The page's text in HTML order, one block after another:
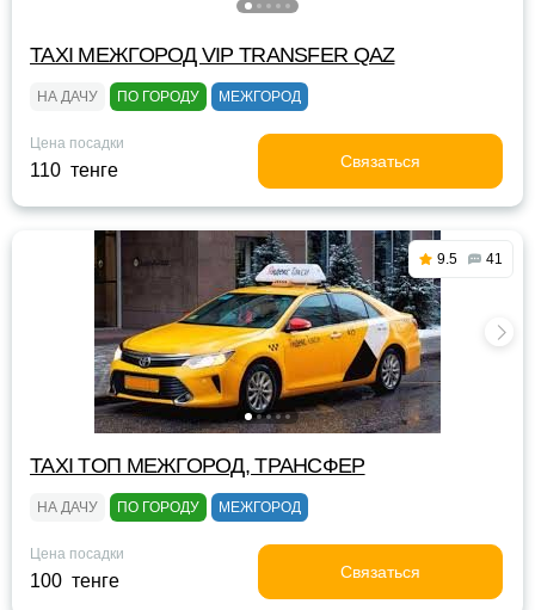
TAXI МЕЖГОРОД VIP TRANSFER QАZ
НА ДАЧУ ПО ГОРОДУ МЕЖГОРОД
Цена посадки
110 тенге Связаться
9.5 41
TAXI TOП МЕЖГОРОД, ТРАНСФЕР
НА ДАЧУ ПО ГОРОДУ МЕЖГОРОД
Цена посадки
100 тенге Связаться